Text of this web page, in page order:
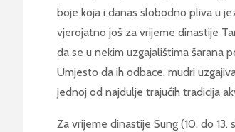
boje koja i danas slobodno pliva u
vjerojatno još za vrijeme dinastije
da se u nekim uzgajalištima šarana
Umjesto da ih odbace, mudri
jednoj od najdulje trajućih tradicija
Za vrijeme dinastije Sung (10. do